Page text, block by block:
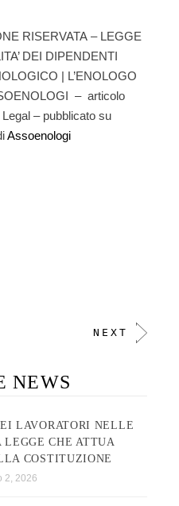
RISERVATA – LEGGE
DEI DIPENDENTI
| L’ENOLOGO
– articolo
– pubblicato su
Assoenologi
NEXT
NEWS
LAVORATORI NELLE
LEGGE CHE ATTUA
COSTITUZIONE
2, 2026